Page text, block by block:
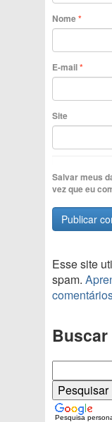
Nome*
E-mail*
Site
Salvar meus
vez que eu
Esse site
spam.
Buscar
Pesquisa